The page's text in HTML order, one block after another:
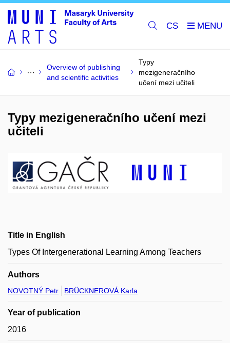
CS
Overview of publishing
and scientific activities
Typy
mezigeneračního
učení mezi učiteli
Typy mezigeneračního učení mezi
učiteli
Title in English
Types Of Intergenerational Learning Among Teachers
Authors
NOVOTNÝ Petr BRÜCKNEROVÁ Karla
Year of publication
2016